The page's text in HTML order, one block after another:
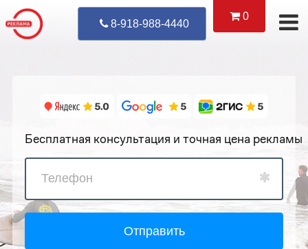
0
8-918-988-4440 Уже
Бесплатная консультация и точная цена рекламы
Отправить